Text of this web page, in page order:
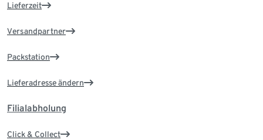
Lieferzeit
Versandpartner
Packstation
Lieferadresse ändern
Filialabholung
Click & Collect